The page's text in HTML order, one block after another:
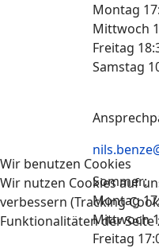
Montag
Mittwoch
Freitag
Samstag
Sommer:
Montag
Mittwoch
Freitag
Wir benutzen Cookies
Wir nutzen Cookies auf
verbessern (Tracking
Funktionalitäten der